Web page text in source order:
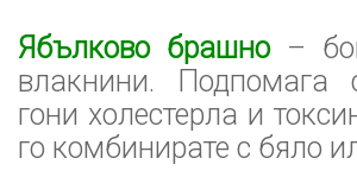
Ябълково брашно–
влакнини. Подпомага
гони холестерла и
го комбинирате с бяло